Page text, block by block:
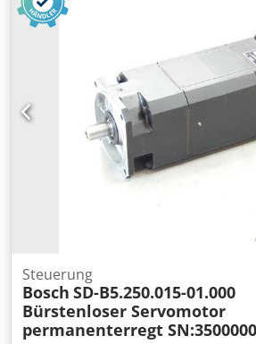
Steuerung
Bosch SD-B5.250.015-01.000
Bürstenloser Servomotor
permanenterregt